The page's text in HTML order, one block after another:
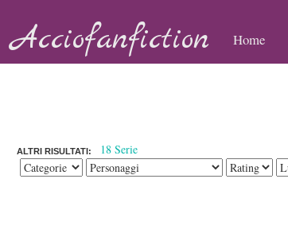
Acciofanfiction Home
ALTRI RISULTATI: 18 Serie